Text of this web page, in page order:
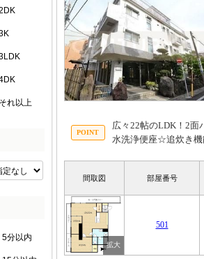
広々22帖のLDK！2
水洗浄便座☆追炊き
間取図 部屋番号
501
それ以上
5分以内